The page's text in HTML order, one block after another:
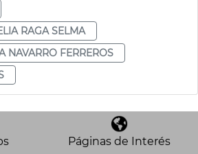
RAGA SELMA
NAVARRO FERREROS
Páginas de Interés